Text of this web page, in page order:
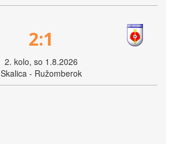
2:1
2. kolo, so 1.8.2026
Skalica - Ružomberok